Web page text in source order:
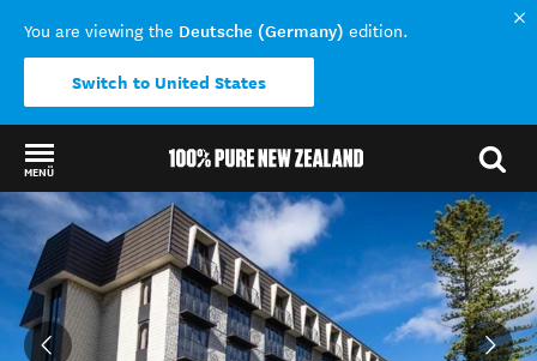
You are viewing the Deutsche (Germany) edition.
Switch to United States
MENÜ
Back to my results